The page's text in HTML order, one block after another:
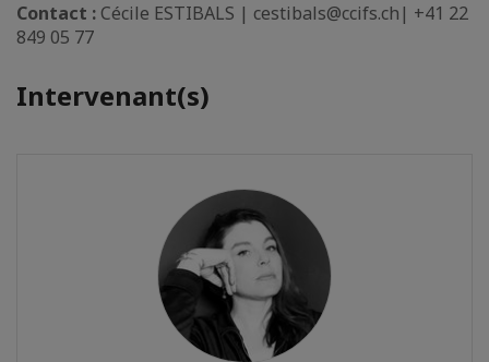
Contact : Cécile ESTIBALS | cestibals@ccifs.ch| +41 22
849 05 77
Intervenant(s)